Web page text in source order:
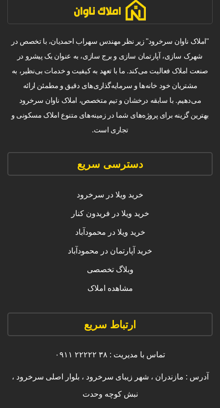
"املاک ناوان سرخرود" زیر نظر مهندس سهراب احمدیان، با تخصص در
شهرک سازی، آپارتمان سازی و برج سازی، به عنوان یک پیشرو در
صنعت املاک فعالیت می‌کند. ما با تعهد به کیفیت و خدمات بی‌نظیر، به
مشتریان خود خانه‌ها و سرمایه‌گذاری‌های دقیق و مطمئن ارائه
می‌دهیم. با سابقه درخشان و تیم متخصص، املاک ناوان سرخرود
بهترین گزینه برای پروژه‌های شما در زمینه‌های متنوع املاک مسکونی و
تجاری است.
دسترسی سریع
خرید ویلا در سرخرود
خرید ویلا در فریدون کنار
خرید ویلا در محمودآباد
خرید آپارتمان در محمودآباد
وبلاگ تخصصی
مشاهده املاک
ارتباط سریع
تماس با مدیریت : ۳۸ ۲۲۲۲۲ ۰۹۱۱
آدرس : مازندران ، شهر زیبای سرخرود ، بلوار اصلی سرخرود ،
نبش کوچه وحدت